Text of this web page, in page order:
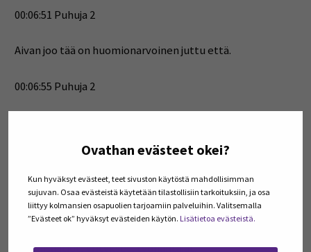
Ovathan evästeet okei?
Kun hyväksyt evästeet, teet sivuston käytöstä mahdollisimman
sujuvan. Osaa evästeistä käytetään tilastollisiin tarkoituksiin, ja osa
liittyy kolmansien osapuolien tarjoamiin palveluihin. Valitsemalla
”Evästeet ok” hyväksyt evästeiden käytön. Lisätietoa evästeistä.
00:06:51 Puhuja 2
Aivan joo tää on huomionarvoinen juttu että.
00:06:55 Puhuja 2
00:07:01 Puhuja 5
Joo tuota paitsi tietysti tietysti tuota ihan tuota niin niin
organisaatiot, yritykset, työnantajat.